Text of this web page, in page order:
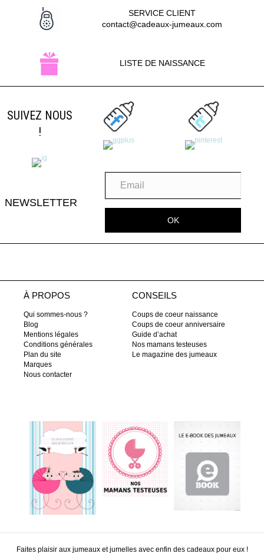
SERVICE CLIENT
contact@cadeaux-jumeaux.com
LISTE DE NAISSANCE
SUIVEZ NOUS
!
NEWSLETTER
OK
À PROPOS
Qui sommes-nous ?
Blog
Mentions légales
Conditions générales
Plan du site
Marques
Nous contacter
CONSEILS
Coups de coeur naissance
Coups de coeur anniversaire
Guide d’achat
Nos mamans testeuses
Le magazine des jumeaux
Faites plaisir aux jumeaux et jumelles avec enfin des cadeaux pour eux !